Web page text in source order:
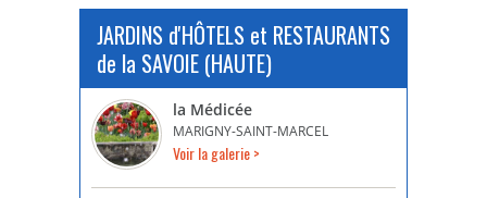
JARDINS d'HÔTELS et RESTAURANTS
de la SAVOIE (HAUTE)
la Médicée
MARIGNY-SAINT-MARCEL
Voir la galerie >